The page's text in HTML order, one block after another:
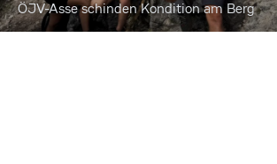
ÖJV-Asse schinden Kondition am Berg